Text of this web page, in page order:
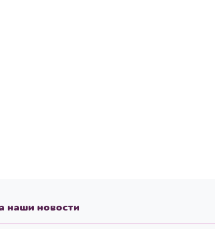
наши новости